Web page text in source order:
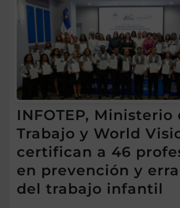
INFOTEP, Ministerio
Trabajo y World
certifican a 46
en prevención y
del trabajo infantil